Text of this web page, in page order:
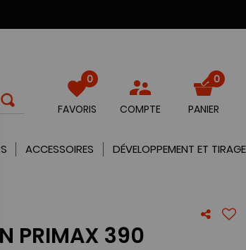
0
FAVORIS COMPTE
0
PANIER
ACCESSOIRES DÉVELOPPEMENT ET TIRAGE
PRIMAX 390